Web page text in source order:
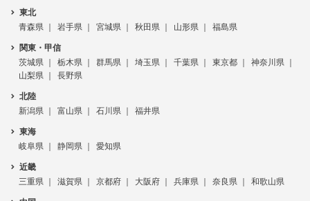
東北
青森県
岩手県 宮城県 秋田県 山形県 福島県
関東・甲信
茨城県
栃木県 群馬県 埼玉県 千葉県 東京都
神奈川県
山梨県
長野県
北陸
新潟県
富山県 石川県 福井県
東海
岐阜県
静岡県 愛知県
近畿
三重県
滋賀県 京都府 大阪府 兵庫県 奈良県 和歌山県